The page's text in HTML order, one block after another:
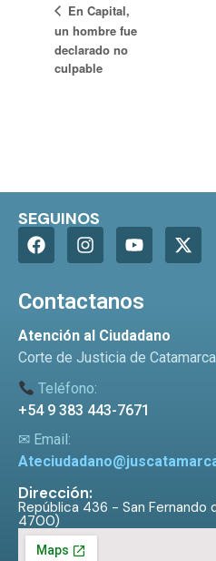
En Capital,
un hombre fue
declarado no
culpable
SEGUINOS
Contactanos
Atención al Ciudadano
Corte de Justicia de Catamarca
Teléfono:
+54 9 383 443-7671
✉ Email:
Dirección:
República 436 - San Fernando
4700)